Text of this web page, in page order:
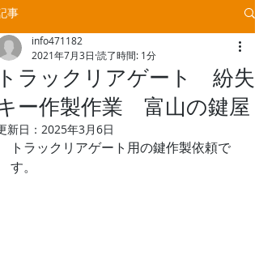
事
ラックリアゲート 紛失
ー作製作業 富山の鍵屋
info471182
2021年7月3日 読了時間: 1分
新日： 2025年3月6日
トラックリアゲート用の鍵作製依頼で
す。